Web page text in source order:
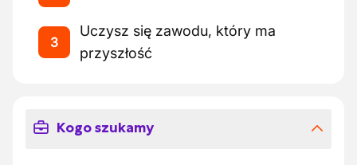
3
Uczysz się zawodu, który ma
przyszłość
Kogo szukamy